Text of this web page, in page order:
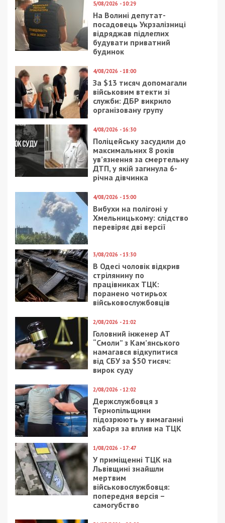
поле зору патрульної поліції?
Є й інша версія, що Руслан Краснов використовує
військову службу для того, щоб не подавати
декларації. Як депутат облради він зобов’язаний
був їх подавати з 2015 року, але вже тривалий
час цього не робить, посилаючись на службу в
ЗСУ. За даними журналістів, його батько Загід
Краснов за роки повномасштабної
війнизбільшив офіційні доходи майже вшестеро
та міг частково оформити активи на сина саме
тому, що той має законне право не звітувати.
До слова, умови служби Краснова теж
викликають питання. Заданими ЗМІ
оформлений у підрозділі спецоперацій, але до
бойових дій не залучається. Журналісти
забезпечити синові комфортні умови служби
через вплив на командира частини. При цьому
Руслана регулярно бачать у ресторанах у Дніпрі
та у Києві.
Як ветерани заблокували призначення
Краснова-молодшого
Нагадаємо, що у травні 2026 року на сесії
Дніпропетровської обласної ради Руслану
Красновуне дали очолитинову комісію з питань
взаємодії з ветеранами та військовими.
Представники різних бригад прийшли на сесію та
пояснили, що людина з TikTok-образом не може
говорити від імені тих, хто реально воює. До
того ж, депутати фракції «Громадська сила», яку
очолює його батько Загід Краснов,
рішення про виділення 300 мільйонів
гривень на потреби військових.
Як виявилося, порушення правил дорожнього
руху для родини Краснових звична річ. У 2021
році Руслан Красновсам виклав в Instagram-
сторісвідео за кермом Toyota Land Cruiser на
Набережній Заводській у Дніпрі на швидкості
близько 140 км/год. Того ж рокустало відомо
про ДТПна вулиці Старокозацькій за участі Land
Cruiser з номером АЕ5555СВ, який пов’язували з
його кортежем.
У 2008 році його батько, Загід